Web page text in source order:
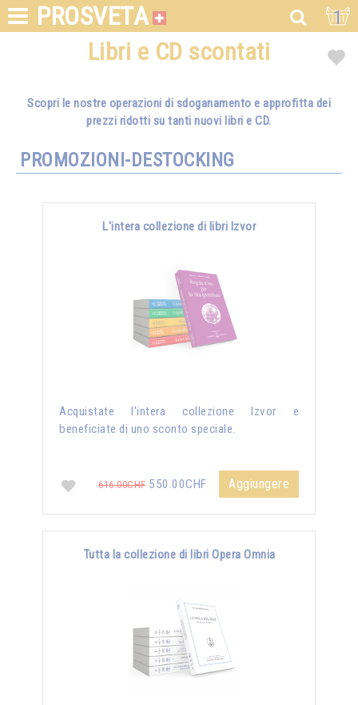
PROSVETA 1
Libri e CD scontati
Scopri le nostre operazioni di sdoganamento e approfitta dei
prezzi ridotti su tanti nuovi libri e CD.
PROMOZIONI-DESTOCKING
L'intera collezione di libri Izvor
Acquistate l'intera collezione Izvor e
beneficiate di uno sconto speciale.
616.00CHF550.00CHF Aggiungere
Tutta la collezione di libri Opera Omnia